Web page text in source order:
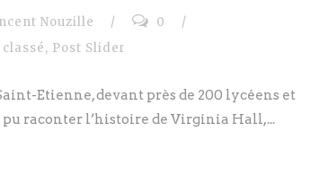
Nouzille / 0
/
classé, Post Slider
Etienne, devant près de 200 lycéens et
pu raconter l’histoire de Virginia Hall,...